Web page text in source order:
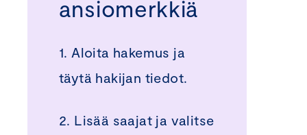
ansiomerkkiä
1. Aloita hakemus ja
täytä hakijan tiedot.
2. Lisää saajat ja valitse